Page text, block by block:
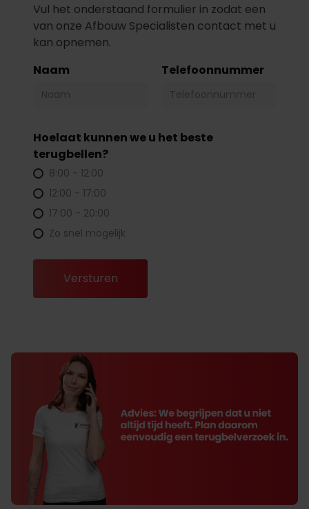
Vul het onderstaand formulier in zodat een
van onze Afbouw Specialisten contact met u
kan opnemen.
Naam
Telefoonnummer
Hoelaat kunnen we u het beste
terugbellen?
8:00 - 12:00
12:00 - 17:00
17:00 - 20:00
Zo snel mogelijk